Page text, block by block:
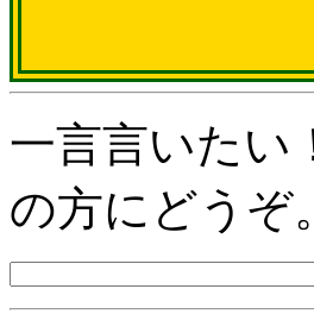
一言言いたい
の方にどうぞ